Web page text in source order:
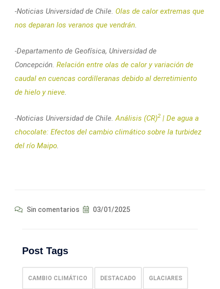
-Noticias Universidad de Chile. Olas de calor extremas que
nos deparan los veranos que vendrán.
-Departamento de Geofísica, Universidad de
Concepción. Relación entre olas de calor y variación de
caudal en cuencas cordilleranas debido al derretimiento
de hielo y nieve.
-Noticias Universidad de Chile.Análisis (CR)2 | De agua a
chocolate: Efectos del cambio climático sobre la turbidez
del río Maipo.
Sin comentarios 03/01/2025
Post Tags
CAMBIO CLIMÁTICO DESTACADO GLACIARES